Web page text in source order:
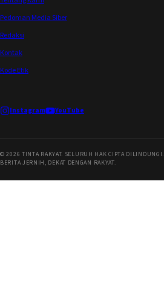
Pedoman Media Siber
Redaksi
Kontak
Kode Etik
Instagram YouTube
©2026 TINTA RAKYAT. SELURUH HAK CIPTA DILINDUNGI.
BERITA JERNIH, DEKAT DENGAN RAKYAT.